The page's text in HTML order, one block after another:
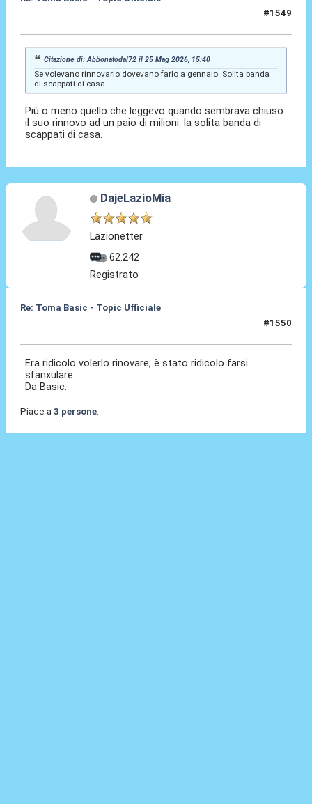
#1549
Citazione di: Abbonatodal72 il 25 Mag 2026, 15:40
Se volevano rinnovarlo dovevano farlo a gennaio. Solita banda
di scappati di casa
Più o meno quello che leggevo quando sembrava chiuso
il suo rinnovo ad un paio di milioni: la solita banda di
scappati di casa.
DajeLazioMia
Lazionetter
62.242
Registrato
Re: Toma Basic - Topic Ufficiale
#1550
Era ridicolo volerlo rinovare, è stato ridicolo farsi
sfanxulare.
Da Basic.
Piace a 3 persone.